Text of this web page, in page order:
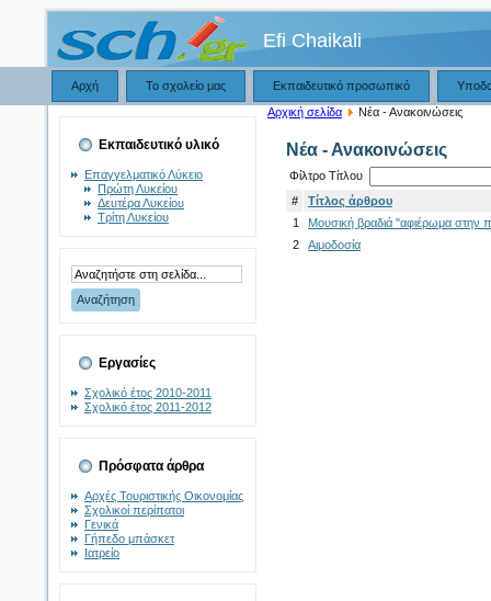
Efi Chaikali
Αρχή Το σχολείο μας Εκπαιδευτικό προσωπικό
Εκπαιδευτικό υλικό
Επαγγελματικό Λύκειο
Πρώτη Λυκείου
Δευτέρα Λυκείου
Τρίτη Λυκείου
Εργασίες
Σχολικό έτος 2010-2011
Σχολικό έτος 2011-2012
Πρόσφατα άρθρα
Αρχές Τουριστικής Οικονομίας
Σχολικοί περίπατοι
Γενικά
Γήπεδο μπάσκετ
Ιατρείο
Αρχική σελίδα Νέα - Ανακοινώσεις
Νέα - Ανακοινώσεις
Φίλτρο Τίτλου
#
Τίτλος άρθρου
1
Μουσική βραδιά "αφιέρωμα στην
2
Αιμοδοσία